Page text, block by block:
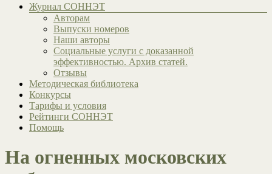
Журнал СОННЭТ
Авторам
Выпуски номеров
Наши авторы
Социальные услуги с доказанной
эффективностью. Архив статей.
Отзывы
Методическая библиотека
Конкурсы
Тарифы и условия
Рейтинги СОННЭТ
Помощь
На огненных московских